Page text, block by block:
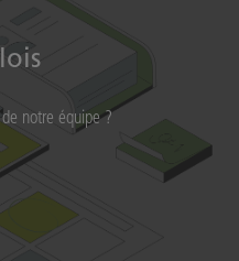
notre équipe ?